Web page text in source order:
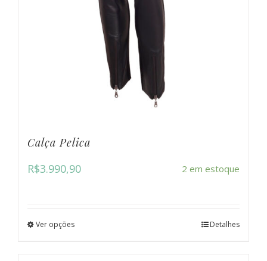
Calça Pelica
R$3.990,90 2 em estoque
Ver opções Detalhes